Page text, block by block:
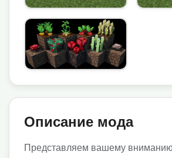
Описание мода
Представляем вашему